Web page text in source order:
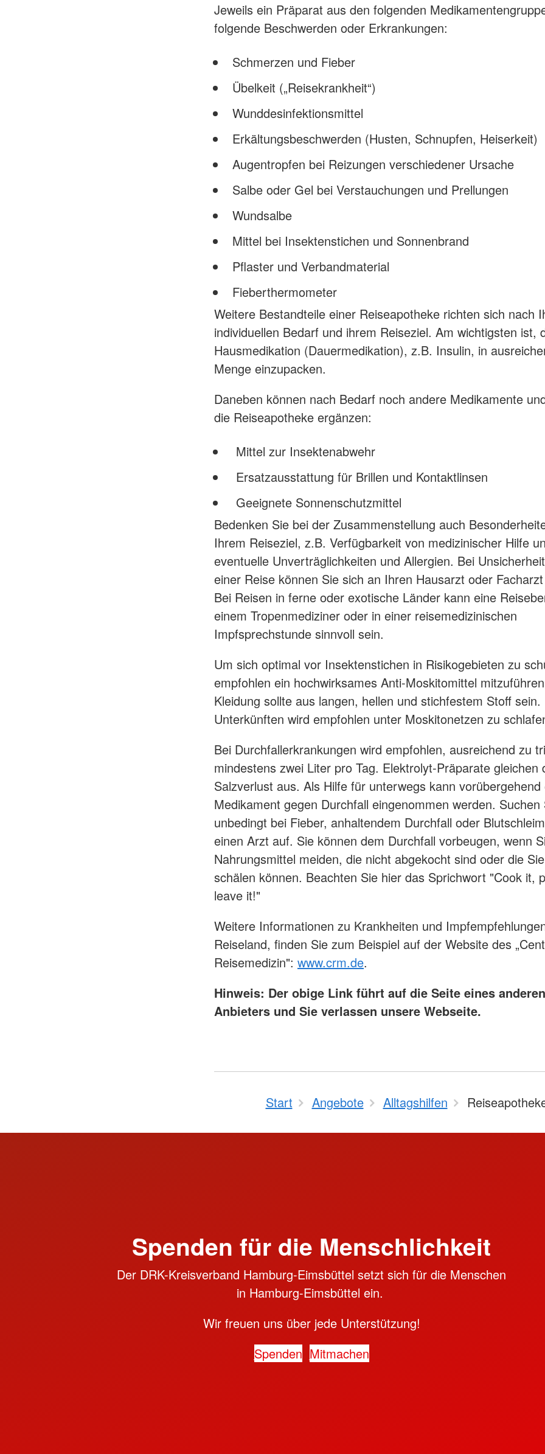
Jeweils ein Präparat aus den folgenden
folgende Beschwerden oder Erkrankungen:
Schmerzen und Fieber
Übelkeit („Reisekrankheit“)
Wunddesinfektionsmittel
Erkältungsbeschwerden (Husten, Schnupfen, Heiserkeit)
Augentropfen bei Reizungen verschiedener Ursache
Salbe oder Gel bei Verstauchungen und Prellungen
Wundsalbe
Mittel bei Insektenstichen und Sonnenbrand
Pflaster und Verbandmaterial
Fieberthermometer
Weitere Bestandteile einer Reiseapotheke richten sich nach
individuellen Bedarf und ihrem Reiseziel. Am wichtigsten ist,
Hausmedikation (Dauermedikation), z.B. Insulin, in
Menge einzupacken.
Daneben können nach Bedarf noch andere Medikamente
die Reiseapotheke ergänzen:
Mittel zur Insektenabwehr
Ersatzausstattung für Brillen und Kontaktlinsen
Geeignete Sonnenschutzmittel
Bedenken Sie bei der Zusammenstellung auch
Ihrem Reiseziel, z.B. Verfügbarkeit von medizinischer Hilfe
eventuelle Unverträglichkeiten und Allergien. Bei
einer Reise können Sie sich an Ihren Hausarzt oder
Bei Reisen in ferne oder exotische Länder kann eine
einem Tropenmediziner oder in einer reisemedizinischen
Impfsprechstunde sinnvoll sein.
Um sich optimal vor Insektenstichen in Risikogebieten zu
empfohlen ein hochwirksames Anti-Moskitomittel
Kleidung sollte aus langen, hellen und stichfestem Stoff sein.
Unterkünften wird empfohlen unter Moskitonetzen zu
Bei Durchfallerkrankungen wird empfohlen, ausreichend zu
mindestens zwei Liter pro Tag. Elektrolyt-Präparate gleichen
Salzverlust aus. Als Hilfe für unterwegs kann vorübergehend
Medikament gegen Durchfall eingenommen werden. Suchen
unbedingt bei Fieber, anhaltendem Durchfall oder
einen Arzt auf. Sie können dem Durchfall vorbeugen, wenn
Nahrungsmittel meiden, die nicht abgekocht sind oder die
schälen können. Beachten Sie hier das Sprichwort "Cook it,
leave it!"
Weitere Informationen zu Krankheiten und
Reiseland, finden Sie zum Beispiel auf der Website des
Reisemedizin": www.crm.de.
Hinweis: Der obige Link führt auf die Seite eines anderen
Anbieters und Sie verlassen unsere Webseite.
Start Angebote Alltagshilfen
Spenden für die Menschlichkeit
Der DRK-Kreisverband Hamburg-Eimsbüttel setzt sich für die Menschen
in Hamburg-Eimsbüttel ein.
Wir freuen uns über jede Unterstützung!
Spenden Mitmachen